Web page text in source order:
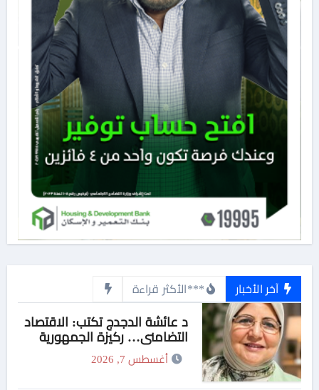
آخر الأخبار ***الأكثر قراءة
د عائشة الدجدج تكتب: الاقتصاد
التضامني… ركيزة الجمهورية
الجديدة لتحقيق التنمية الشاملة
والعدالة الاجتماعية
أغسطس 7, 2026